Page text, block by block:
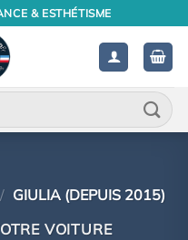
& ESTHÉTISME
/ GIULIA (DEPUIS 2015)
VOITURE